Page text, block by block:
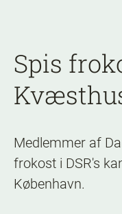
Spis
Medlemmer af
frokost i DSR's
København.